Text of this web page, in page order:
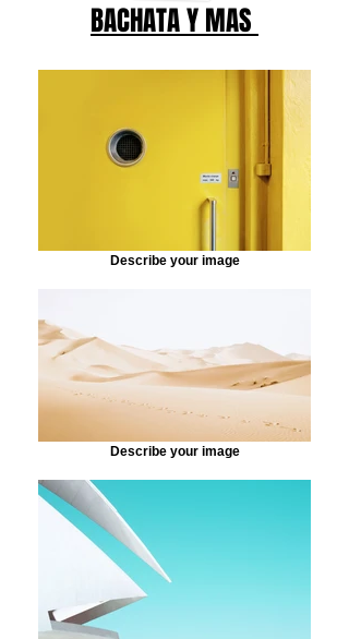
BACHATA Y MAS
Describe your image
Describe your image